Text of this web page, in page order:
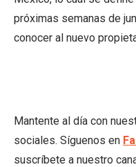
próximas semanas de
conocer al nuevo
Mantente al día con
sociales. Síguenos en
suscríbete a nuestro